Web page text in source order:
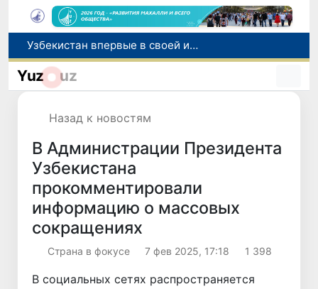
Число пользователей мобильного интернета в Узбекистане за 10 лет выросло в 4,3 раза
При содействии Генконсульства Узбекистана соотечественница, перенесшая инсульт в Алматы, вернулась на родину
Yuz uz
Назад к новостям
В Администрации Президента
Узбекистана
прокомментировали
информацию о массовых
сокращениях
Страна в фокусе 7 фев 2025, 17:18 1 398
В социальных сетях распространяется